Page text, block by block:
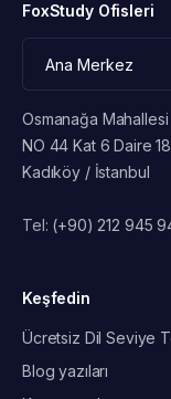
FoxStudy Ofisleri
Osmanağa
NO 44 Kat 6 Daire 18
Kadıköy / İstanbul
Tel: (+90) 212 945
Keşfedin
Ücretsiz Dil Seviye
Blog yazıları